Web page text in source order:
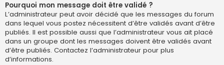
Pourquoi mon message doit être validé ?
L’administrateur peut avoir décidé que les messages du forum
dans lequel vous postez nécessitent d’être validés avant d’être
publiés. Il est possible aussi que l’administrateur vous ait placé
dans un groupe dont les messages doivent être validés avant
d’être publiés. Contactez l’administrateur pour plus
d’informations.